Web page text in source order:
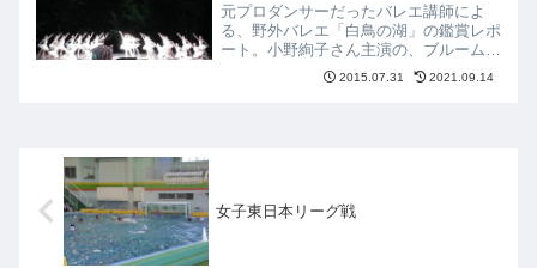
元プロダンサーだったバレエ講師によ
る、野外バレエ「白鳥の湖」の鑑賞レポ
ート。小野絢子さん主演の、ブルームー
ンに照らされた森の中のバレエに感動！
気軽に観られる清里フィールドバレエ
2015.07.31 2021.09.14
女子東日本リーグ戦